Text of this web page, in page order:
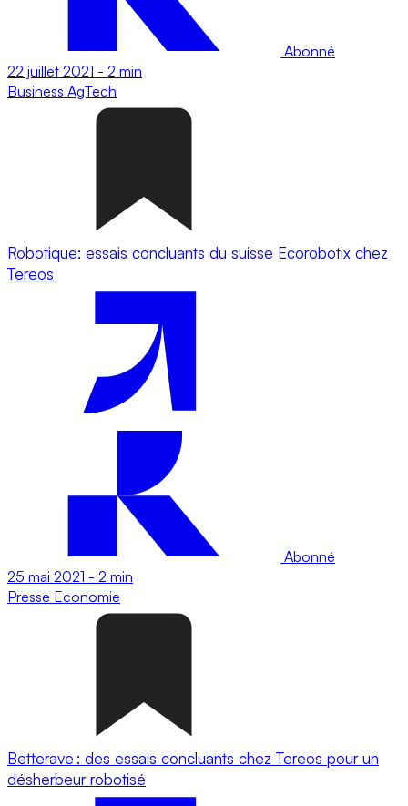
Abonné
22 juillet 2021 - 2 min
Business AgTech
Robotique: essais concluants du suisse Ecorobotix chez
Tereos
Abonné
25 mai 2021 - 2 min
Presse Economie
Betterave : des essais concluants chez Tereos pour un
désherbeur robotisé